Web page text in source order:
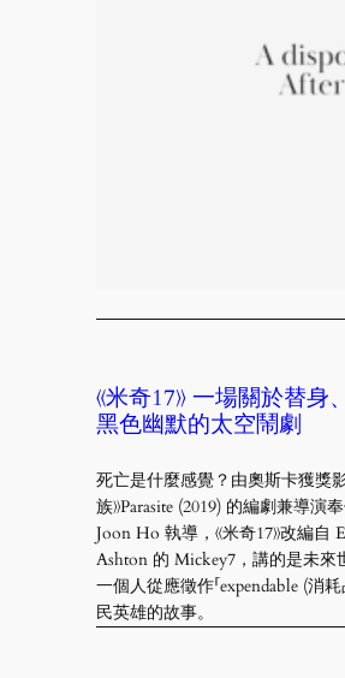
《米奇17》 一場關於替身
黑色幽默的太空鬧劇
死亡是什麼感覺？由奧斯卡獲獎
族》Parasite (2019) 的編劇兼導演
Joon Ho 執導，《米奇17》改編自
Ashton 的 Mickey7，講的是未來
一個人從應徵作「expendable (消耗
民英雄的故事。